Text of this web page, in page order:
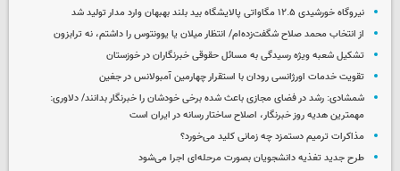
نیروگاه خورشیدی ۱۲.۵ مگاواتی پالایشگاه بید بلند بهبهان وارد مدار تولید شد
از انتخاب محمد صلاح شگفت‌زده‌ام/ انتظار میلان یا یوونتوس را داشتم، نه ترابزون
تشکیل شعبه ویژه رسیدگی به مسائل حقوقی خبرنگاران در خوزستان
تقویت خدمات اورژانسی رودان با استقرار چهارمین آمبولانس در جغین
شمشادی: رشد در فضای مجازی باعث شده برخی خودشان را خبرنگار بدانند/ دلاوری:
مهمترین هدیه‌ روز خبرنگار، اصلاح ساختار رسانه در ایران است
مذاکرات ترمیم دستمزد چه زمانی کلید می‌خورد؟
طرح جدید تغذیه دانشجویان بصورت مرحله‌ای اجرا می‌شود